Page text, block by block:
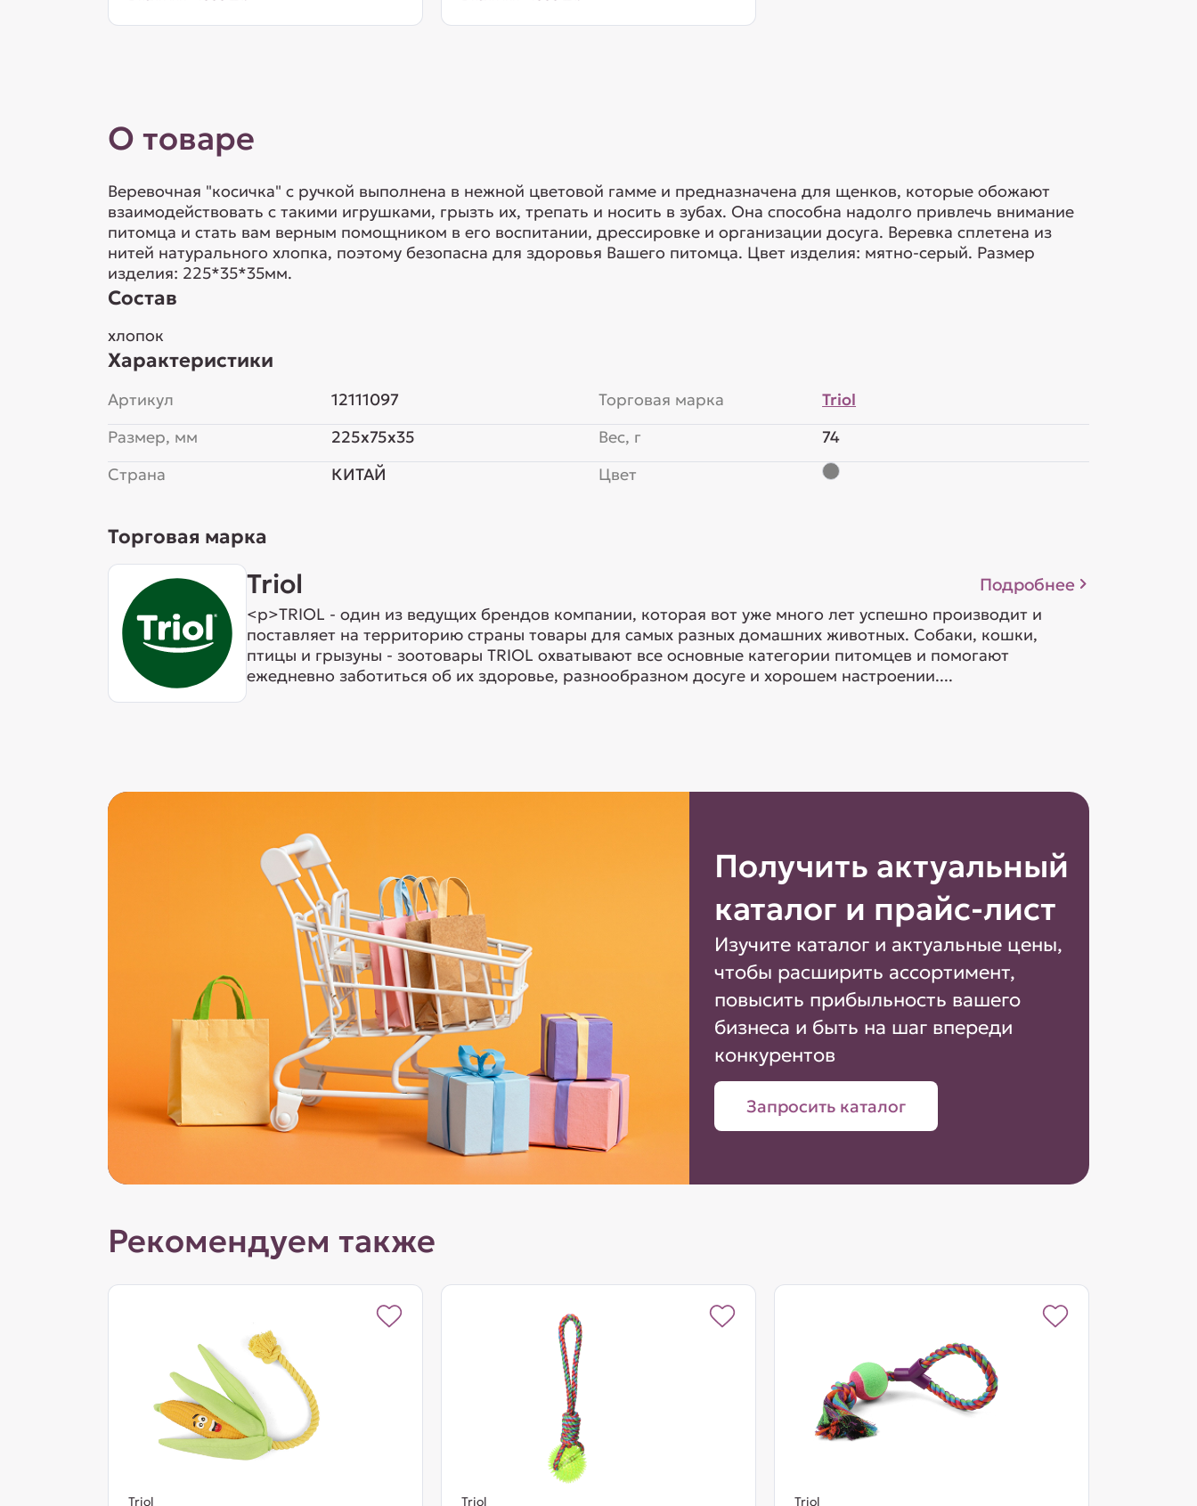
О товаре
Веревочная "косичка" с ручкой выполнена в нежной цветовой гамме и предназначена для щенков, которые обожают
взаимодействовать с такими игрушками, грызть их, трепать и носить в зубах. Она способна надолго привлечь внимание
питомца и стать вам верным помощником в его воспитании, дрессировке и организации досуга. Веревка сплетена из
нитей натурального хлопка, поэтому безопасна для здоровья Вашего питомца. Цвет изделия: мятно-серый. Размер
изделия: 225*35*35мм.
Состав
хлопок
Характеристики
Артикул
12111097
Размер, мм
225x75x35
Страна
КИТАЙ
Торговая марка
Triol
Вес, г
74
Цвет
Торговая марка
Triol Подробнее
<p>TRIOL - один из ведущих брендов компании, которая вот уже много лет успешно производит и
поставляет на территорию страны товары для самых разных домашних животных. Собаки, кошки,
птицы и грызуны - зоотовары TRIOL охватывают все основные категории питомцев и помогают
ежедневно заботиться об их здоровье, разнообразном досуге и хорошем настроении....
Получить актуальный
каталог и прайс-лист
Изучите каталог и актуальные цены,
чтобы расширить ассортимент,
повысить прибыльность вашего
бизнеса и быть на шаг впереди
конкурентов
Запросить каталог
Рекомендуем также
Triol Triol Triol